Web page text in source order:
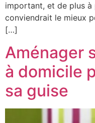
important, et de plus à
conviendrait le mieux
[…]
Aménager
à domicile
sa guise